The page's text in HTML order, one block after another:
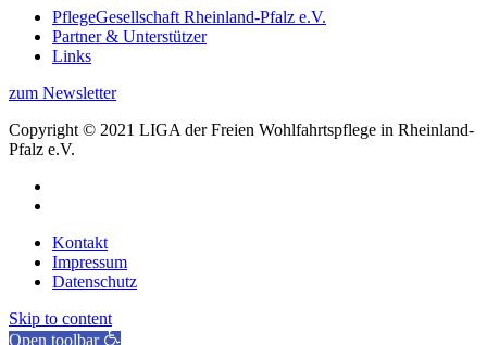
PflegeGesellschaft Rheinland-Pfalz e.V.
Partner & Unterstützer
Links
zum Newsletter
Copyright © 2021 LIGA der Freien Wohlfahrtspflege in Rheinland-
Pfalz e.V.
Kontakt
Impressum
Datenschutz
Skip to content
Open toolbar